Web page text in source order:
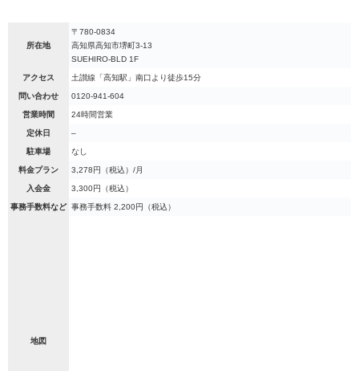
所在地
〒780-0834
高知県高知市堺町3-13
SUEHIRO-BLD 1F
アクセス 土讃線「高知駅」南口より徒歩15分
問い合わせ 0120-941-604
営業時間 24時間営業
定休日 –
駐車場 なし
料金プラン 3,278円（税込）/月
入会金 3,300円（税込）
事務手数料など 事務手数料 2,200円（税込）
地図